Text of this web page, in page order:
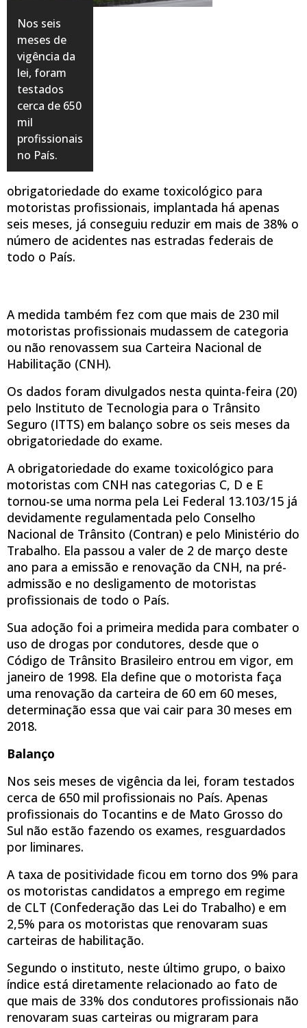
Nos seis
meses de
vigência da
lei, foram
testados
cerca de 650
mil
profissionais
no País.
obrigatoriedade do exame toxicológico para
motoristas profissionais, implantada há apenas
seis meses, já conseguiu reduzir em mais de 38% o
número de acidentes nas estradas federais de
todo o País.
A medida também fez com que mais de 230 mil
motoristas profissionais mudassem de categoria
ou não renovassem sua Carteira Nacional de
Habilitação (CNH).
Os dados foram divulgados nesta quinta-feira (20)
pelo Instituto de Tecnologia para o Trânsito
Seguro (ITTS) em balanço sobre os seis meses da
obrigatoriedade do exame.
A obrigatoriedade do exame toxicológico para
motoristas com CNH nas categorias C, D e E
tornou-se uma norma pela Lei Federal 13.103/15 já
devidamente regulamentada pelo Conselho
Nacional de Trânsito (Contran) e pelo Ministério do
Trabalho. Ela passou a valer de 2 de março deste
ano para a emissão e renovação da CNH, na pré-
admissão e no desligamento de motoristas
profissionais de todo o País.
Sua adoção foi a primeira medida para combater o
uso de drogas por condutores, desde que o
Código de Trânsito Brasileiro entrou em vigor, em
janeiro de 1998. Ela define que o motorista faça
uma renovação da carteira de 60 em 60 meses,
determinação essa que vai cair para 30 meses em
2018.
Balanço
Nos seis meses de vigência da lei, foram testados
cerca de 650 mil profissionais no País. Apenas
profissionais do Tocantins e de Mato Grosso do
Sul não estão fazendo os exames, resguardados
por liminares.
A taxa de positividade ficou em torno dos 9% para
os motoristas candidatos a emprego em regime
de CLT (Confederação das Lei do Trabalho) e em
2,5% para os motoristas que renovaram suas
carteiras de habilitação.
Segundo o instituto, neste último grupo, o baixo
índice está diretamente relacionado ao fato de
que mais de 33% dos condutores profissionais não
renovaram suas carteiras ou migraram para